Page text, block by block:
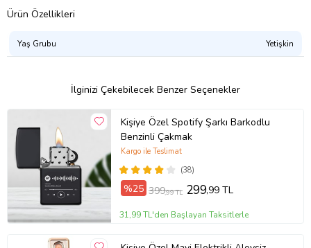
Ürün Özellikleri
Yaş Grubu Yetişkin
İlginizi Çekebilecek Benzer Seçenekler
Kişiye Özel Spotify Şarkı Barkodlu
Benzinli Çakmak
(38)
Kargo ile Teslimat
%25 399,99 TL 299,99 TL
31,99 TL'den Başlayan Taksitlerle